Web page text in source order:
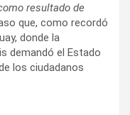
resultado de
que, como recordó
donde la
demandó el Estado
los ciudadanos